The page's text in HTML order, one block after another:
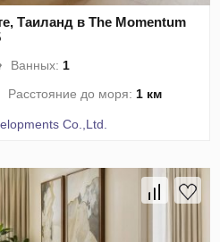
Таиланд в The Momentum
Ванных:1
Расстояние до моря:1 км
Co.,Ltd.